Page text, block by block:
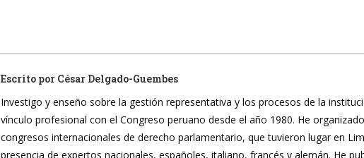
Escrito por César Delgado-Guembes
Investigo y enseño sobre la gestión representativa y los procesos de la
vínculo profesional con el Congreso peruano desde el año 1980. He
congresos internacionales de derecho parlamentario, que tuvieron lugar en
presencia de expertos nacionales, españoles, italiano, francés y alemán. He